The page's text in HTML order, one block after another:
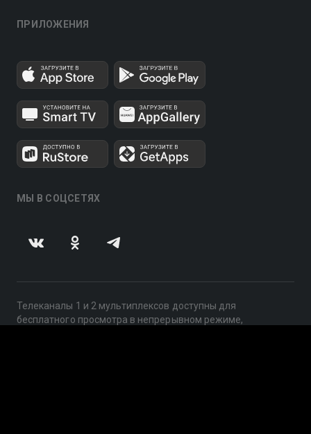
ПРИЛОЖЕНИЯ
МЫ В СОЦСЕТЯХ
Телеканалы 1 и 2 мультиплексов доступны для
бесплатного просмотра в непрерывном режиме,